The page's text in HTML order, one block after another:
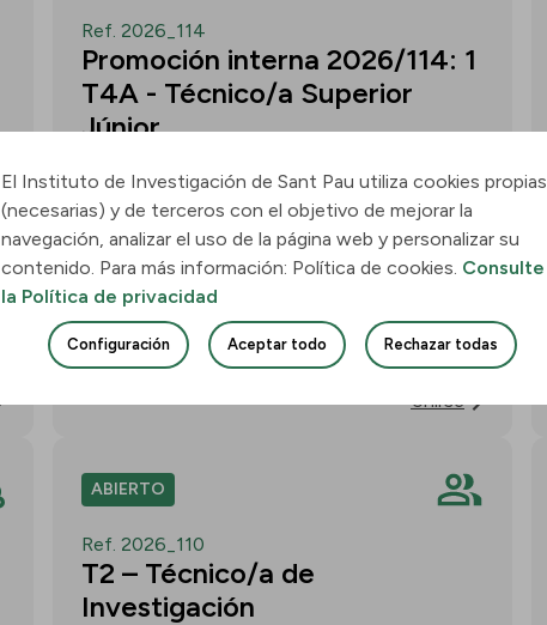
Ref. 2026_114
Promoción interna 2026/114: 1
T4A - Técnico/a Superior
Júnior
Convocatoria para un/a T4A - Técnico/a
Superior Júnior en el grupo
Neurobiología de las Demencias -
Multilingual Aphasia & Dementia
Research Lab. Plazo: 11 de agosto de
2026, 15:00 h.
Unirse
ABIERTO
Ref. 2026_110
T2 – Técnico/a de
Investigación
El Instituto de Investigación de Sant Pau utiliza cookies propias
(necesarias) y de terceros con el objetivo de mejorar la
navegación, analizar el uso de la página web y personalizar su
contenido. Para más información: Política de cookies. Consulte
la Política de privacidad
Configuración Aceptar todo Rechazar todas